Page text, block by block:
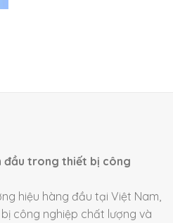
đầu trong thiết bị công
hiệu hàng đầu tại Việt Nam,
công nghiệp chất lượng và